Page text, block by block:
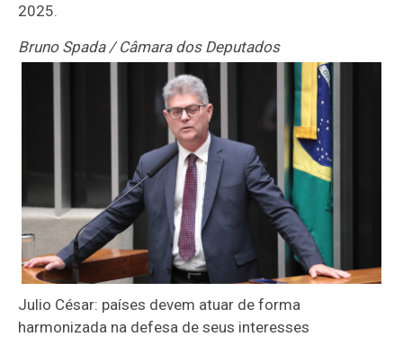
2025.
Bruno Spada / Câmara dos Deputados
Julio César: países devem atuar de forma
harmonizada na defesa de seus interesses